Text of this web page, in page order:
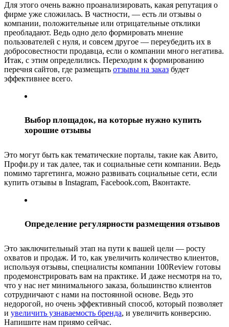
Для этого очень важно проанализировать, какая репутация о
фирме уже сложилась. В частности, — есть ли отзывы о
компании, положительные или отрицательные отклики
преобладают. Ведь одно дело формировать мнение
пользователей с нуля, и совсем другое — переубедить их в
добросовестности продавца, если о компании много негатива.
Итак, с этим определились. Переходим к формированию
перечня сайтов, где размещать отзывы на заказ будет
эффективнее всего.
Выбор площадок, на которые нужно купить
хорошие отзывы
Это могут быть как тематические порталы, такие как Авито,
Профи.ру и так далее, так и социальные сети компании. Ведь
помимо таргетинга, можно развивать социальные сети, если
купить отзывы в Instagram, Facebook.com, Вконтакте.
Определение регулярности размещения отзывов
Это заключительный этап на пути к вашей цели — росту
охватов и продаж. И то, как увеличить количество клиентов,
используя отзывы, специалисты компании 100Review готовы
продемонстрировать вам на практике. И даже несмотря на то,
что у нас нет минимального заказа, большинство клиентов
сотрудничают с нами на постоянной основе. Ведь это
недорогой, но очень эффективный способ, который позволяет
и увеличить узнаваемость бренда, и увеличить конверсию.
Напишите нам приямо сейчас.